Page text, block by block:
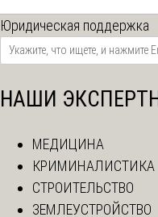
Юридическая поддержка
НАШИ
МЕДИЦИНА
КРИМИНАЛИСТИКА
СТРОИТЕЛЬСТВО
ЗЕМЛЕУСТРОЙСТВО